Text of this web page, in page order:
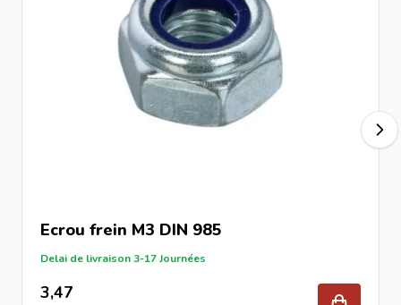
Ecrou frein M3 DIN 985
Delai de livraison 3-17 Journées
3,47